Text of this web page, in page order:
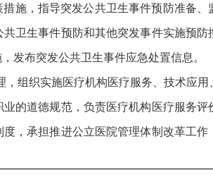
施，指导突发公共卫生事件预防准备、
卫生事件预防和其他突发事件实施预防
发布突发公共卫生事件应急处置信息。
组织实施医疗机构医疗服务、技术应用
的道德规范，负责医疗机构医疗服务评
，承担推进公立医院管理体制改革工作